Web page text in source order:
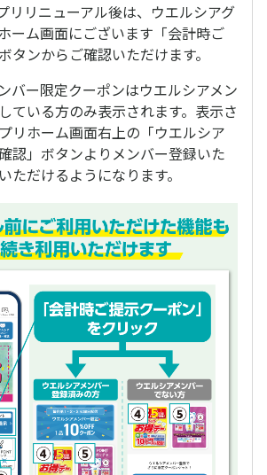
リリニューアル後は、ウエルシアグ
ーム画面にございます「会計時ご
タンからご確認いただけます。
バー限定クーポンはウエルシアメン
ている方のみ表示されます。表示さ
リホーム画面右上の「ウエルシア
認」ボタンよりメンバー登録いた
ただけるようになります。